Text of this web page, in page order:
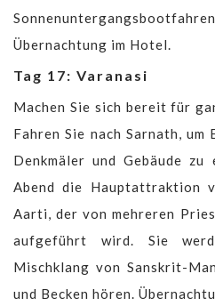
Übernachtung im Hotel.
Tag 17: Varanasi
Machen Sie sich bereit für
Fahren Sie nach Sarnath,
Denkmäler und Gebäude zu
Abend die Hauptattraktion
Aarti, der von mehreren
aufgeführt wird. Sie
Mischklang von Sanskrit-
und Becken hören.